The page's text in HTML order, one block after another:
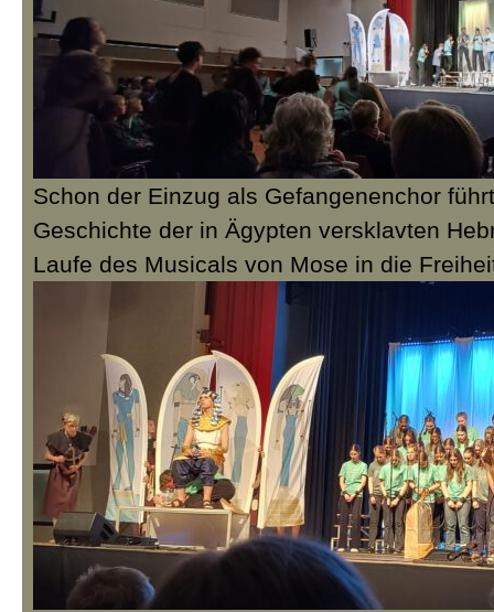
Schon der Einzug als Gefangenenchor
Geschichte der in Ägypten versklavten
Laufe des Musicals von Mose in die